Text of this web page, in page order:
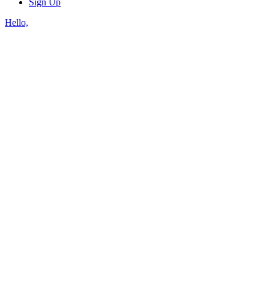
Hello,